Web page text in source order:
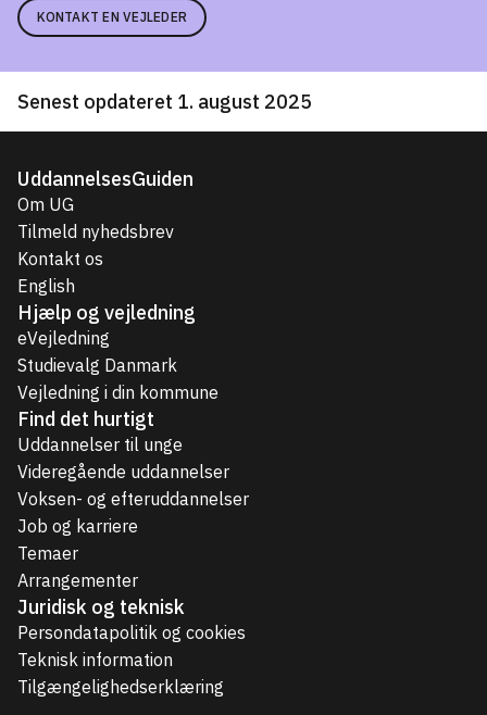
KONTAKT EN VEJLEDER
Senest opdateret 1. august 2025
UddannelsesGuiden
Om UG
Tilmeld nyhedsbrev
Kontakt os
English
Hjælp og vejledning
eVejledning
Studievalg Danmark
Vejledning i din kommune
Find det hurtigt
Uddannelser til unge
Videregående uddannelser
Voksen- og efteruddannelser
Job og karriere
Temaer
Arrangementer
Juridisk og teknisk
Persondatapolitik og cookies
Teknisk information
Tilgængelighedserklæring